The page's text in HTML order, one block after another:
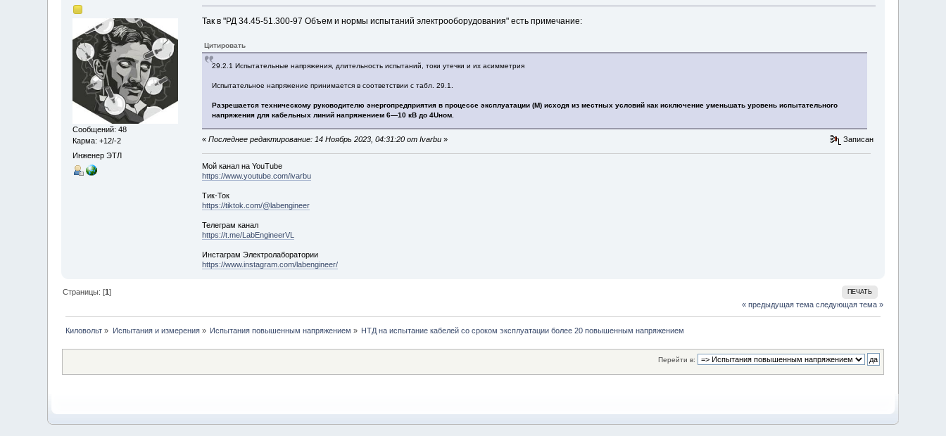
Сообщений: 48
Карма: +12/-2
Инженер ЭТЛ
Так в "РД 34.45-51.300-97 Объем и нормы испытаний электрооборудования" есть примечание:
Цитировать
29.2.1 Испытательные напряжения, длительность испытаний, токи утечки и их асимметрия
Испытательное напряжение принимается в соответствии с табл. 29.1.
Разрешается техническому руководителю энергопредприятия в процессе эксплуатации (М) исходя из местных условий как исключение уменьшать уровень испытательного
напряжения для кабельных линий напряжением 6—10 кВ до 4Uном.
« Последнее редактирование: 14 Ноябрь 2023, 04:31:20 от Ivarbu» Записан
Мой канал на YouTube
https://www.youtube.com/ivarbu
Тик-Ток
https://tiktok.com/@labengineer
Телеграм канал
https://t.me/LabEngineerVL
Инстаграм Электролаборатории
https://www.instagram.com/labengineer/
ПЕЧАТЬ
Страницы: [1]
« предыдущая тема следующая тема »
Киловольт » Испытания и измерения» Испытания повышенным напряжением » НТД на испытание кабелей со сроком эксплуатации более 20 повышенным напряжением
Перейти в: